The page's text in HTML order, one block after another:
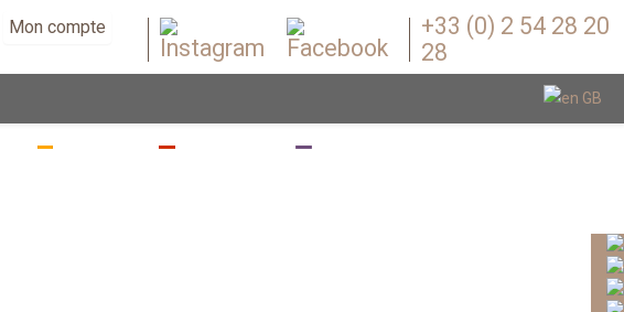
+33 (0) 2 54 28 20
28
Mon compte